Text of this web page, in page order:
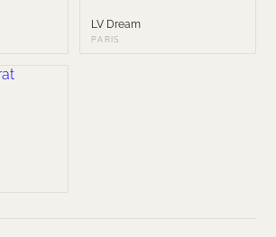
LV Dream
PARIS